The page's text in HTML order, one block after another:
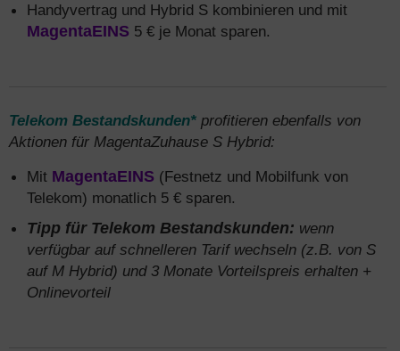
Handyvertrag und Hybrid S kombinieren und mit
MagentaEINS 5 € je Monat sparen.
Telekom Bestandskunden* profitieren ebenfalls von
Aktionen für MagentaZuhause S Hybrid:
Mit MagentaEINS (Festnetz und Mobilfunk von
Telekom) monatlich 5 € sparen.
Tipp für Telekom Bestandskunden: wenn
verfügbar auf schnelleren Tarif wechseln (z.B. von S
auf M Hybrid) und 3 Monate Vorteilspreis erhalten +
Onlinevorteil